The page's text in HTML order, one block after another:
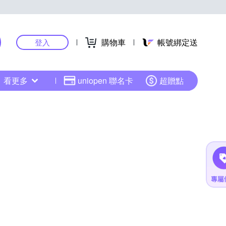
登入 購物車 帳號綁定送
看更多 uniopen 聯名卡 超贈點